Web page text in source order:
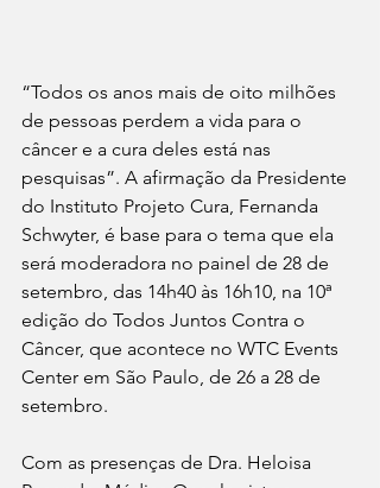
“Todos os anos mais de oito milhões
de pessoas perdem a vida para o
câncer e a cura deles está nas
pesquisas”. A afirmação da Presidente
do Instituto Projeto Cura, Fernanda
Schwyter, é base para o tema que ela
será moderadora no painel de 28 de
setembro, das 14h40 às 16h10, na 10ª
edição do Todos Juntos Contra o
Câncer, que acontece no WTC Events
Center em São Paulo, de 26 a 28 de
setembro.
Com as presenças de Dra. Heloisa